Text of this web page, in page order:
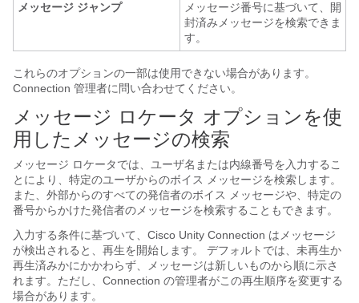
メッセージ ジャンプ
メッセージ番号に基づいて、開
封済みメッセージを検索できま
す。
これらのオプションの一部は使用できない場合があります。
Connection 管理者に問い合わせてください。
メッセージ ロケータ オプションを使
用したメッセージの検索
メッセージ ロケータでは、ユーザ名または内線番号を入力するこ
とにより、特定のユーザからのボイス メッセージを検索します。
また、外部からのすべての発信者のボイス メッセージや、特定の
番号からかけた発信者のメッセージを検索することもできます。
入力する条件に基づいて、Cisco Unity Connection はメッセージ
が検出されると、再生を開始します。 デフォルトでは、未再生か
再生済みかにかかわらず、メッセージは新しいものから順に示さ
れます。ただし、Connection の管理者がこの再生順序を変更する
場合があります。